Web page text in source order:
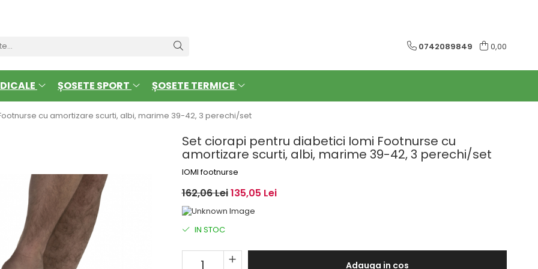
0742089849 0,00
ȘOSETE SPORT ȘOSETE TERMICE
cu amortizare scurti, albi, marime 39-42, 3 perechi/set
Set ciorapi pentru diabetici Iomi Footnurse cu
amortizare scurti, albi, marime 39-42, 3 perechi/set
IOMI footnurse
162,06 Lei135,05 Lei
IN STOC
Adauga in cos